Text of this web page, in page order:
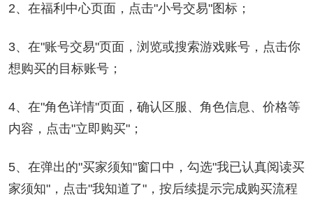
2、在福利中心页面，点击"小号交易"图标；
3、在"账号交易"页面，浏览或搜索游戏账号，点击你
想购买的目标账号；
4、在"角色详情"页面，确认区服、角色信息、价格等
内容，点击"立即购买"；
5、在弹出的"买家须知"窗口中，勾选"我已认真阅读买
家须知"，点击"我知道了"，按后续提示完成购买流程